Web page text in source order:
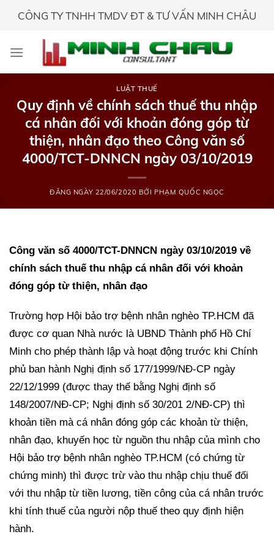
CÔNG TY TNHH TMDV ĐT & TƯ VẤN MINH CHÂU
LUẬT THUẾ
Quy định về chính sách thuế thu nhập
cá nhân đối với khoản đóng góp từ
thiện, nhân đạo theo Công văn số
4000/TCT-DNNCN ngày 03/10/2019
ĐĂNG NGÀY 22/06/2020 BỞI PHẠM QUỐC NGỌC
Công văn số 4000/TCT-DNNCN ngày 03/10/2019 về
chính sách thuế thu nhập cá nhân đối với khoản
đóng góp từ thiện, nhân đạo
Trường hợp Hội bảo trợ bệnh nhân nghèo TP.HCM đã
được cơ quan Nhà nước là UBND Thành phố Hồ Chí
Minh cho phép thành lập và hoạt động trước khi Chính
phủ ban hành Nghị định số 177/1999/NĐ-CP ngày
22/12/1999 (được thay thế bằng Nghị định số
148/2007/NĐ-CP; Nghị định số 30/201 2/NĐ-CP) thì
khoản tiền mà cá nhân đóng góp các khoản từ thiện,
nhân đạo, khuyến học từ nguồn thu nhập của mình cho
Hội bảo trợ bệnh nhân nghèo TP.HCM (có chứng từ
chứng minh) thì được trừ vào thu nhập chịu thuế đối
với thu nhập từ tiền lương, tiền công của cá nhân trước
khi tính thuế của người nộp thuế theo quy định hiện
hành.